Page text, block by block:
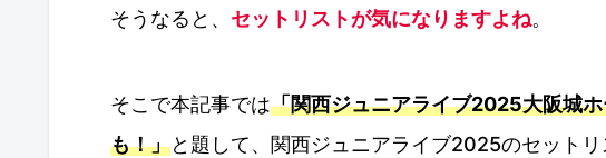
そうなると、 セットリストが気になりますよね。
そこで本記事では「関西ジュニアライブ2025大阪城
も！」と題して、関西ジュニアライブ2025のセットリ